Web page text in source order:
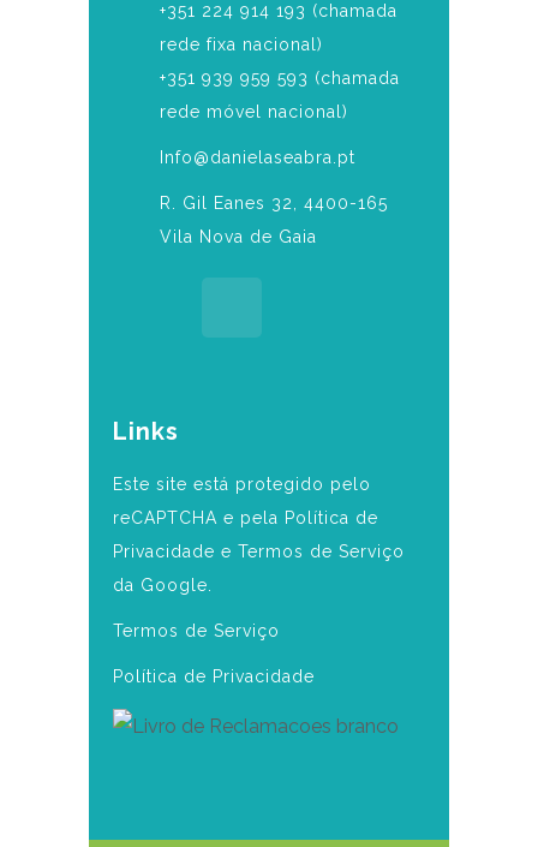
‎+351 224 914 193 (chamada
rede fixa nacional)
+351 939 959 593 (chamada
rede móvel nacional)
Info@danielaseabra.pt
R. Gil Eanes 32, 4400-165
Vila Nova de Gaia
Links
Este site está protegido pelo
reCAPTCHA e pela Política de
Privacidade e Termos de Serviço
da Google.
Termos de Serviço
Política de Privacidade